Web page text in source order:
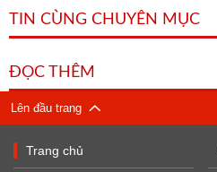
TIN CÙNG CHUYÊN MỤC
ĐỌC THÊM
Lên đầu trang
Trang chủ